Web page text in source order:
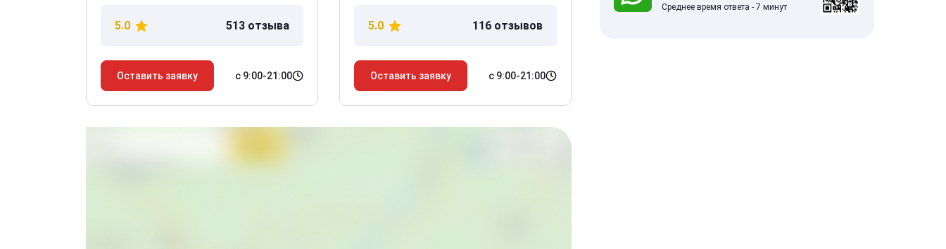
5.0 513 отзыва
Оставить заявку с 9:00-21:00
5.0 116 отзывов
Оставить заявку с 9:00-21:00
Среднее время ответа - 7 минут